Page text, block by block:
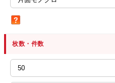
枚数・件数